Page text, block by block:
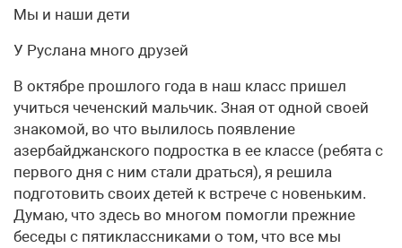
Мы и наши дети
У Руслана много друзей
В октябре прошлого года в наш класс пришел
учиться чеченский мальчик. Зная от одной своей
знакомой, во что вылилось появление
азербайджанского подростка в ее классе (ребята с
первого дня с ним стали драться), я решила
подготовить своих детей к встрече с новеньким.
Думаю, что здесь во многом помогли прежние
беседы с пятиклассниками о том, что все мы